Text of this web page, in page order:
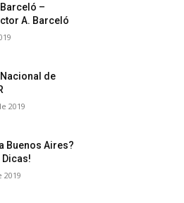
–
A. Barceló
de
2019
Buenos Aires?